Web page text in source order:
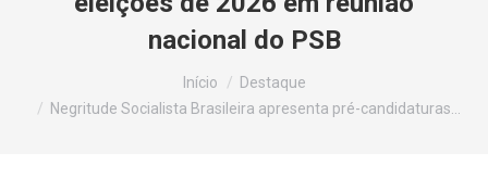
nacional do PSB
Início
Destaque
Negritude Socialista Brasileira apresenta pré-candidaturas…